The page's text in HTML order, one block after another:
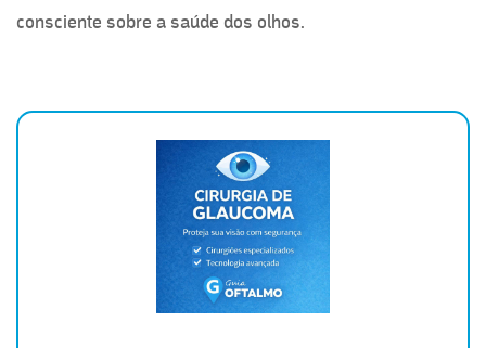
consciente sobre a saúde dos olhos.